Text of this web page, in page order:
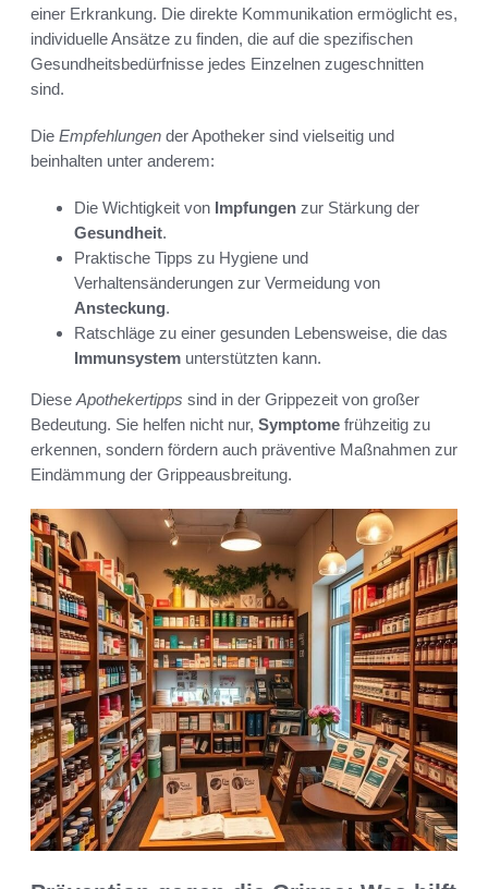
einer Erkrankung. Die direkte Kommunikation ermöglicht es,
individuelle Ansätze zu finden, die auf die spezifischen
Gesundheitsbedürfnisse jedes Einzelnen zugeschnitten
sind.
Die Empfehlungen der Apotheker sind vielseitig und
beinhalten unter anderem:
Die Wichtigkeit von Impfungen zur Stärkung der
Gesundheit.
Praktische Tipps zu Hygiene und
Verhaltensänderungen zur Vermeidung von
Ansteckung.
Ratschläge zu einer gesunden Lebensweise, die das
Immunsystem unterstützten kann.
Diese Apothekertipps sind in der Grippezeit von großer
Bedeutung. Sie helfen nicht nur, Symptome frühzeitig zu
erkennen, sondern fördern auch präventive Maßnahmen zur
Eindämmung der Grippeausbreitung.